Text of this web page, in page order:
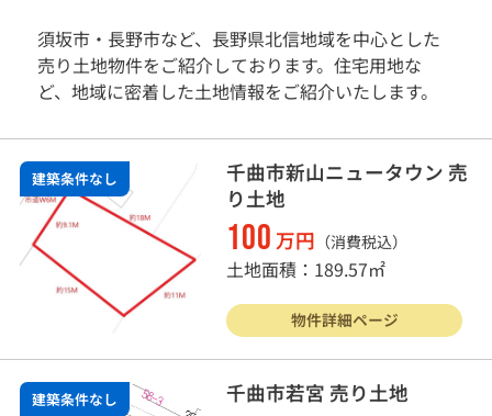
須坂市・長野市など、長野県北信地域を中心とした
売り土地物件をご紹介しております。住宅用地な
ど、地域に密着した土地情報をご紹介いたします。
千曲市新山ニュータウン 売
り土地
100 万円 （消費税込）
土地面積：189.57㎡
物件詳細ページ
建築条件なし
千曲市若宮 売り土地
建築条件なし